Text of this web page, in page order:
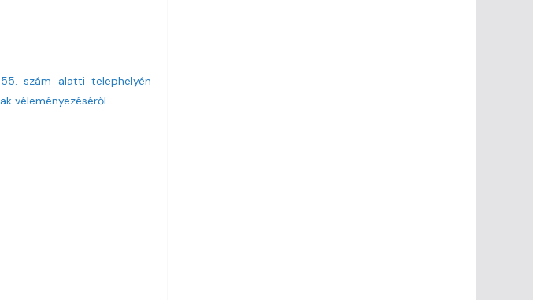
szám alatti telephelyén
véleményezéséről